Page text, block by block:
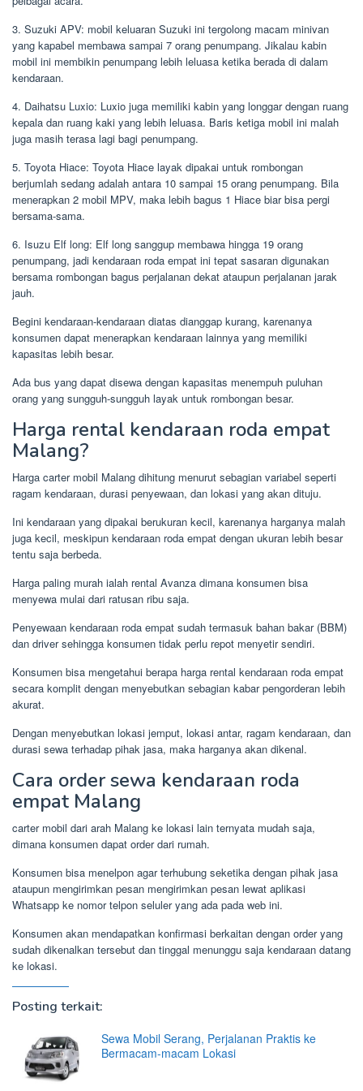
3. Suzuki APV: mobil keluaran Suzuki ini tergolong macam minivan
yang kapabel membawa sampai 7 orang penumpang. Jikalau kabin
mobil ini membikin penumpang lebih leluasa ketika berada di dalam
kendaraan.
4. Daihatsu Luxio: Luxio juga memiliki kabin yang longgar dengan ruang
kepala dan ruang kaki yang lebih leluasa. Baris ketiga mobil ini malah
juga masih terasa lagi bagi penumpang.
5. Toyota Hiace: Toyota Hiace layak dipakai untuk rombongan
berjumlah sedang adalah antara 10 sampai 15 orang penumpang. Bila
menerapkan 2 mobil MPV, maka lebih bagus 1 Hiace biar bisa pergi
bersama-sama.
6. Isuzu Elf long: Elf long sanggup membawa hingga 19 orang
penumpang, jadi kendaraan roda empat ini tepat sasaran digunakan
bersama rombongan bagus perjalanan dekat ataupun perjalanan jarak
jauh.
Begini kendaraan-kendaraan diatas dianggap kurang, karenanya
konsumen dapat menerapkan kendaraan lainnya yang memiliki
kapasitas lebih besar.
Ada bus yang dapat disewa dengan kapasitas menempuh puluhan
orang yang sungguh-sungguh layak untuk rombongan besar.
Harga rental kendaraan roda empat
Malang?
Harga carter mobil Malang dihitung menurut sebagian variabel seperti
ragam kendaraan, durasi penyewaan, dan lokasi yang akan dituju.
Ini kendaraan yang dipakai berukuran kecil, karenanya harganya malah
juga kecil, meskipun kendaraan roda empat dengan ukuran lebih besar
tentu saja berbeda.
Harga paling murah ialah rental Avanza dimana konsumen bisa
menyewa mulai dari ratusan ribu saja.
Penyewaan kendaraan roda empat sudah termasuk bahan bakar (BBM)
dan driver sehingga konsumen tidak perlu repot menyetir sendiri.
Konsumen bisa mengetahui berapa harga rental kendaraan roda empat
secara komplit dengan menyebutkan sebagian kabar pengorderan lebih
akurat.
Dengan menyebutkan lokasi jemput, lokasi antar, ragam kendaraan, dan
durasi sewa terhadap pihak jasa, maka harganya akan dikenal.
Cara order sewa kendaraan roda
empat Malang
carter mobil dari arah Malang ke lokasi lain ternyata mudah saja,
dimana konsumen dapat order dari rumah.
Konsumen bisa menelpon agar terhubung seketika dengan pihak jasa
ataupun mengirimkan pesan mengirimkan pesan lewat aplikasi
Whatsapp ke nomor telpon seluler yang ada pada web ini.
Konsumen akan mendapatkan konfirmasi berkaitan dengan order yang
sudah dikenalkan tersebut dan tinggal menunggu saja kendaraan datang
ke lokasi.
Posting terkait:
Sewa Mobil Serang, Perjalanan Praktis ke
Bermacam-macam Lokasi